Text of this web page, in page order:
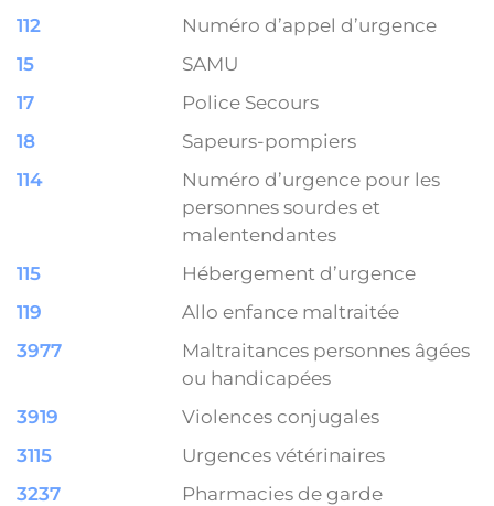
112
Numéro d’appel d’urgence
15
SAMU
17
Police Secours
18
Sapeurs-pompiers
114
Numéro d’urgence pour les
personnes sourdes et
malentendantes
115
Hébergement d’urgence
119
Allo enfance maltraitée
3977
Maltraitances personnes âgées
ou handicapées
3919
Violences conjugales
3115
Urgences vétérinaires
3237
Pharmacies de garde